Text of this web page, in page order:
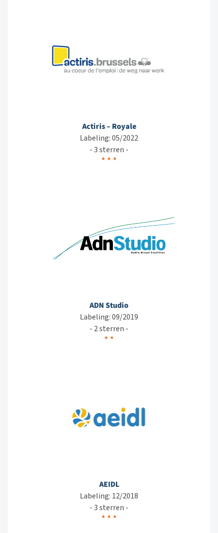
Actiris – Royale
Labeling: 05/2022
- 3 sterren -
ADN Studio
Labeling: 09/2019
- 2 sterren -
AEIDL
Labeling: 12/2018
- 3 sterren -